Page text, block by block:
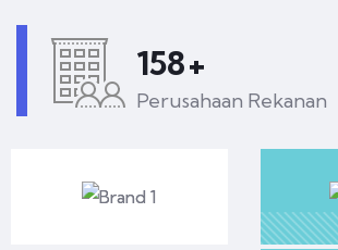
200+
Perusahaan Rekanan